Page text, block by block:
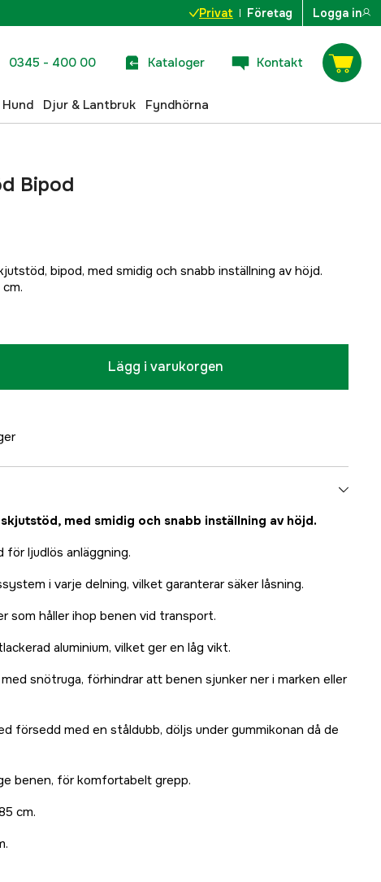
Privat Företag Logga in
0345 - 400 00 Kataloger Kontakt
Hund Djur & Lantbruk Fyndhörna
Bipod
bipod, med smidig och snabb inställning av höjd.
Lägg i varukorgen
med smidig och snabb inställning av höjd.
för ljudlös anläggning.
i varje delning, vilket garanterar säker låsning.
som håller ihop benen vid transport.
aluminium, vilket ger en låg vikt.
snötruga, förhindrar att benen sjunker ner i marken eller
försedd med en ståldubb, döljs under gummikonan då de
benen, för komfortabelt grepp.
cm.